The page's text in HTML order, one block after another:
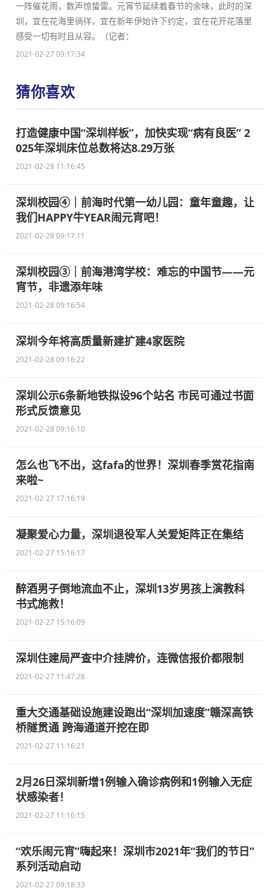
一阵催花雨，数声惊蛰雷。元宵节延续着春节的余味，此时的深
圳，宜在花海里徜徉，宜在新年伊始许下约定，宜在花开花落里
感受一切有时且从容。（记者：
2021-02-27 09:17:34
猜你喜欢
打造健康中国“深圳样板”，加快实现“病有良医” 2
025年深圳床位总数将达8.29万张
2021-02-28 11:16:45
深圳校园④｜前海时代第一幼儿园：童年童趣，让
我们HAPPY牛YEAR闹元宵吧！
2021-02-28 09:17:11
深圳校园③｜前海港湾学校：难忘的中国节——元
宵节，非遗添年味
2021-02-28 09:16:54
深圳今年将高质量新建扩建4家医院
2021-02-28 09:16:22
深圳公示6条新地铁拟设96个站名 市民可通过书面
形式反馈意见
2021-02-28 09:16:10
怎么也飞不出，这fafa的世界！深圳春季赏花指南
来啦~
2021-02-27 17:16:19
凝聚爱心力量，深圳退役军人关爱矩阵正在集结
2021-02-27 15:16:17
醉酒男子倒地流血不止，深圳13岁男孩上演教科
书式施救！
2021-02-27 15:16:09
深圳住建局严查中介挂牌价，连微信报价都限制
2021-02-27 11:47:28
重大交通基础设施建设跑出“深圳加速度”赣深高铁
桥隧贯通 跨海通道开挖在即
2021-02-27 11:16:21
2月26日深圳新增1例输入确诊病例和1例输入无症
状感染者！
2021-02-27 11:16:15
“欢乐闹元宵”嗨起来！深圳市2021年“我们的节日”
系列活动启动
2021-02-27 09:18:33